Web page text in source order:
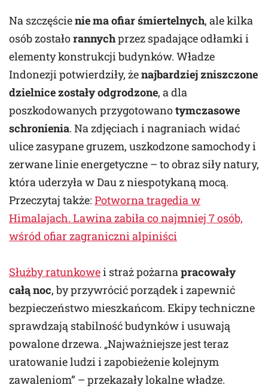
Na szczęścienie ma ofiar śmiertelnych, ale kilka
osób zostałorannychprzez spadające odłamki i
elementy konstrukcji budynków. Władze
Indonezji potwierdziły, żenajbardziej zniszczone
dzielnice zostały odgrodzone, a dla
poszkodowanych przygotowanotymczasowe
schronienia. Na zdjęciach i nagraniach widać
ulice zasypane gruzem, uszkodzone samochody i
zerwane linie energetyczne – to obraz siły natury,
która uderzyła w Dau z niespotykaną mocą.
Przeczytaj także: Potworna tragedia w
Himalajach. Lawina zabiła co najmniej 7 osób,
wśród ofiar zagraniczni alpiniści
Służby ratunkowei straż pożarna pracowały
całą noc, by przywrócić porządek i zapewnić
bezpieczeństwo mieszkańcom. Ekipy techniczne
sprawdzają stabilność budynków i usuwają
powalone drzewa. „Najważniejsze jest teraz
uratowanie ludzi i zapobieżenie kolejnym
zawaleniom” – przekazały lokalne władze.